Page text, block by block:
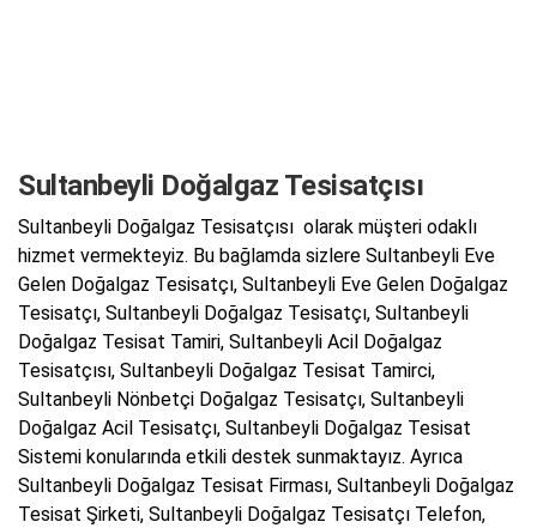
Sultanbeyli Doğalgaz Tesisatçısı
Sultanbeyli Doğalgaz Tesisatçısı olarak müşteri odaklı
hizmet vermekteyiz. Bu bağlamda sizlere Sultanbeyli Eve
Gelen Doğalgaz Tesisatçı, Sultanbeyli Eve Gelen Doğalgaz
Tesisatçı, Sultanbeyli Doğalgaz Tesisatçı, Sultanbeyli
Doğalgaz Tesisat Tamiri, Sultanbeyli Acil Doğalgaz
Tesisatçısı, Sultanbeyli Doğalgaz Tesisat Tamirci,
Sultanbeyli Nönbetçi Doğalgaz Tesisatçı, Sultanbeyli
Doğalgaz Acil Tesisatçı, Sultanbeyli Doğalgaz Tesisat
Sistemi konularında etkili destek sunmaktayız. Ayrıca
Sultanbeyli Doğalgaz Tesisat Firması, Sultanbeyli Doğalgaz
Tesisat Şirketi, Sultanbeyli Doğalgaz Tesisatçı Telefon,